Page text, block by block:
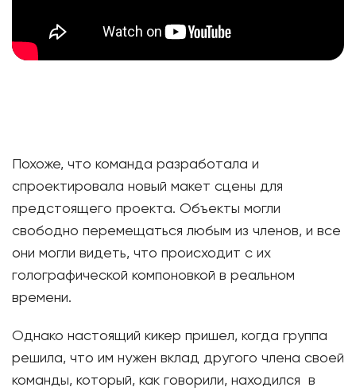
Похоже, что команда разработала и
спроектировала новый макет сцены для
предстоящего проекта. Объекты могли
свободно перемещаться любым из членов, и все
они могли видеть, что происходит с их
голографической компоновкой в ​​реальном
времени.
Однако настоящий кикер пришел, когда группа
решила, что им нужен вклад другого члена своей
команды, который, как говорили, находился в